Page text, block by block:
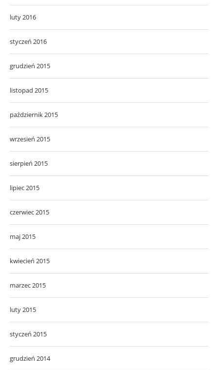
luty 2016
styczeń 2016
grudzień 2015
listopad 2015
październik 2015
wrzesień 2015
sierpień 2015
lipiec 2015
czerwiec 2015
maj 2015
kwiecień 2015
marzec 2015
luty 2015
styczeń 2015
grudzień 2014